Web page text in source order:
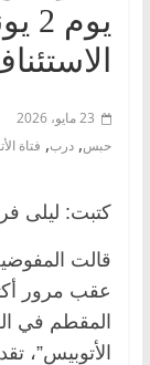
23 مايو، 2026
حبس, درب, فتاة
كتبت: ليلى
قالت
المقطم في
الأتوبيس”،